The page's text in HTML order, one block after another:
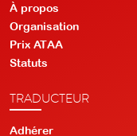
À propos
Organisation
Prix ATAA
Statuts
TRADUCTEUR
Adhérer